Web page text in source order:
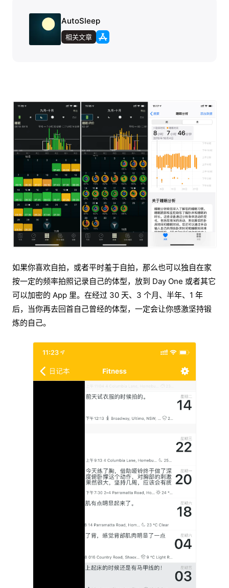
AutoSleep
相关文章
如果你喜欢自拍，或者平时羞于自拍，那么也可以独自在家
按一定的频率拍照记录自己的体型，放到 Day One 或者其它
可以加密的 App 里。在经过 30 天、3 个月、半年、1 年
后，当你再去回首自己曾经的体型，一定会让你感激坚持锻
炼的自己。